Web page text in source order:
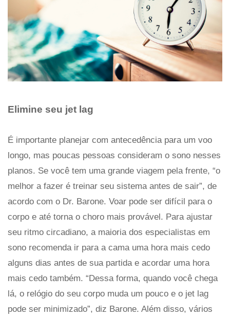
Elimine seu jet lag
É importante planejar com antecedência para um voo
longo, mas poucas pessoas consideram o sono nesses
planos. Se você tem uma grande viagem pela frente, “o
melhor a fazer é treinar seu sistema antes de sair”, de
acordo com o Dr. Barone. Voar pode ser difícil para o
corpo e até torna o choro mais provável. Para ajustar
seu ritmo circadiano, a maioria dos especialistas em
sono recomenda ir para a cama uma hora mais cedo
alguns dias antes de sua partida e acordar uma hora
mais cedo também. “Dessa forma, quando você chega
lá, o relógio do seu corpo muda um pouco e o jet lag
pode ser minimizado”, diz Barone. Além disso, vários